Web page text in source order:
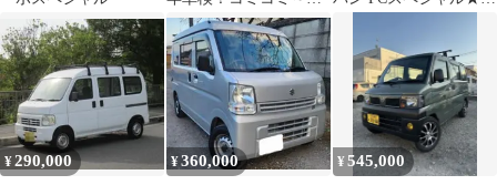
安！
¥290,000 ¥360,000 ¥545,000